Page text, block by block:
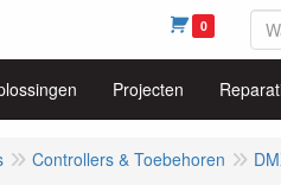
0
Projecten
Controllers & Toebehoren